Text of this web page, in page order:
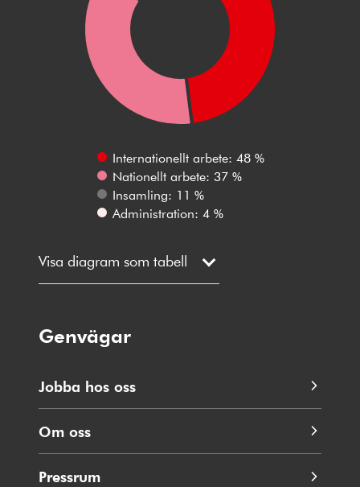
Internationellt arbete: 48 %
Nationellt arbete: 37 %
Insamling: 11 %
Administration: 4 %
Visa diagram som tabell
Genvägar
Jobba hos oss
Om oss
Pressrum